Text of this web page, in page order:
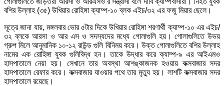
বশির উল্লাহ (৩৫) উখিয়ার রোহিঙ্গা ক্যাম্প-১০ ব্লক এইচ/৩২ এর ফজু মিয়ার ছেলে।
সূত্রে জানা যায়, মঙ্গলবার ভোর ৫টার দিকে উখিয়ার রোহিঙ্গা শরণার্থী ক্যাম্প-১০ এর এইচ/
৩২ ব্লকে আরসা ও আর এস ও সদস্যদের মধ্যে গোলাগুলি হয়। গোলাগুলিতে উভয়
গ্রুপ মিলে আনুমানিক ১০-১২ রাউন্ড গুলি বিনিময় করে। উক্ত গোলাগুলিতে বশির উল্লাহ
নামের এক রোহিঙ্গা যুবক গুলিবিদ্ধ হন। তাকে উদ্ধার করে ক্যাম্প-৯ এর আইএমও
হাসপাতালে নেয়া হয়। সেখানে তার অবস্থা আশঙ্কাজনক হওয়ায় কক্সবাজার সদর
হাসপাতালে রেফার করে। কক্সবাজার যাওয়ার পথে তার মৃত্যু হয়। লাশটি কক্সবাজার সদর
হাসপাতালে রয়েছে।